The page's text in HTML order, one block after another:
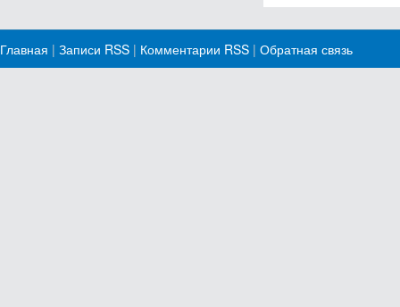
Главная | Записи RSS | Комментарии RSS | Обратная связь